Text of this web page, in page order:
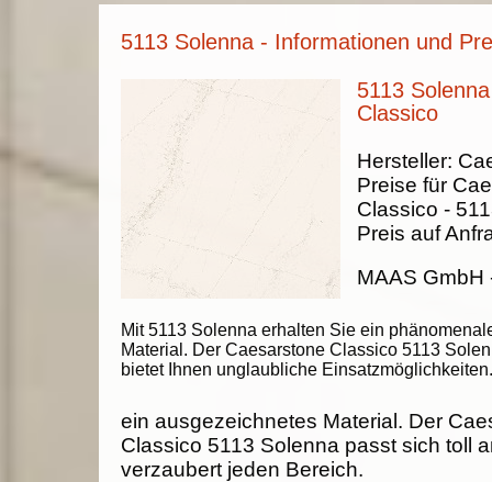
5113 Solenna - Informationen und
5113
Classico
Mit 5113 Solenna erhalten Sie ein
Material. Der Caesarstone Classico 5113
bietet Ihnen unglaubliche Einsatzmöglichkeiten.
Hersteller:
Preise für
Classico -
Preis auf
MAAS GmbH
ein ausgezeichnetes Material. Der
Classico 5113 Solenna passt sich toll
verzaubert jeden Bereich.